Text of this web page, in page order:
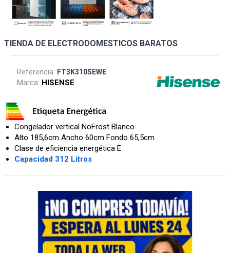
TIENDA DE ELECTRODOMESTICOS BARATOS
Referencia: FT3K310SEWE
Marca: HISENSE
Congelador vertical NoFrost Blanco
Alto 185,6cm Ancho 60cm Fondo 65,5cm
Clase de eficiencia energética E
Capacidad 312 Litros